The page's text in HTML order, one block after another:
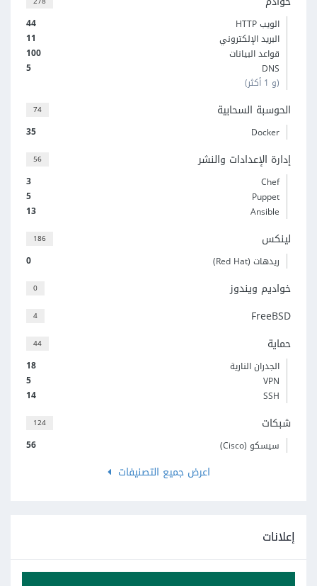
44
الويب HTTP
11
البريد الإلكتروني
100
قواعد البيانات
5
DNS
(و 1 أكثر)
74 الحوسبة السحابية
35 Docker
56 إدارة الإعدادات والنشر
3
Chef
5
Puppet
13
Ansible
186 لينكس
0 ريدهات (Red Hat)
0 خواديم ويندوز
4 FreeBSD
44 حماية
18
الجدران النارية
5
VPN
14
SSH
124 شبكات
56 سيسكو (Cisco)
اعرض جميع التصنيفات
إعلانات